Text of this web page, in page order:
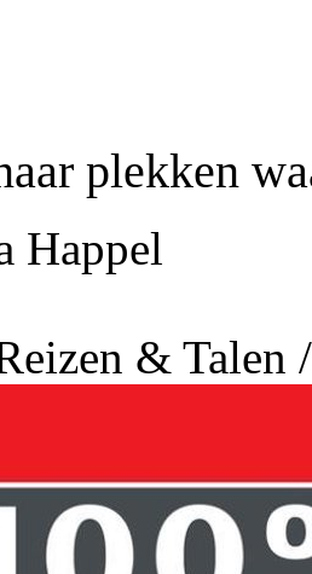
plekken
Happel
& Talen